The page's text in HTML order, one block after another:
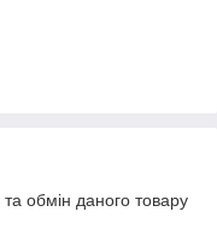
обмін даного товару